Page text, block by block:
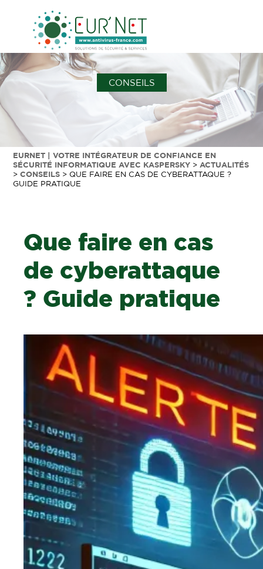
CONSEILS
EURNET | VOTRE INTÉGRATEUR DE CONFIANCE EN
SÉCURITÉ INFORMATIQUE AVEC KASPERSKY >ACTUALITÉS
>CONSEILS > QUE FAIRE EN CAS DE CYBERATTAQUE ?
GUIDE PRATIQUE
Que faire en cas
de cyberattaque
? Guide pratique